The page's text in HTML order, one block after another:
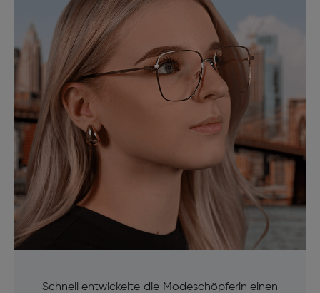
Schnell entwickelte die Modeschöpferin einen